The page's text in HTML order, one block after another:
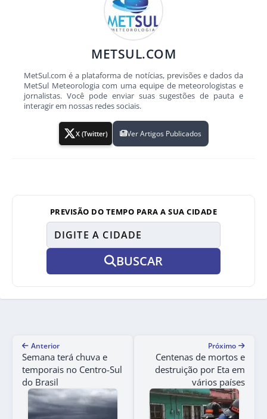
METSUL.COM
MetSul.com é a plataforma de notícias, previsões e dados da
MetSul Meteorologia com uma equipe de meteorologistas e
jornalistas. Você pode enviar suas sugestões de pauta e
interagir em nossas redes sociais.
X (Twitter) Ver Artigos Publicados
PREVISÃO DO TEMPO PARA A SUA CIDADE
BUSCAR
Anterior
Semana terá chuva e
temporais no Centro-Sul
do Brasil
Próximo
Centenas de mortos e
destruição por Eta em
vários países